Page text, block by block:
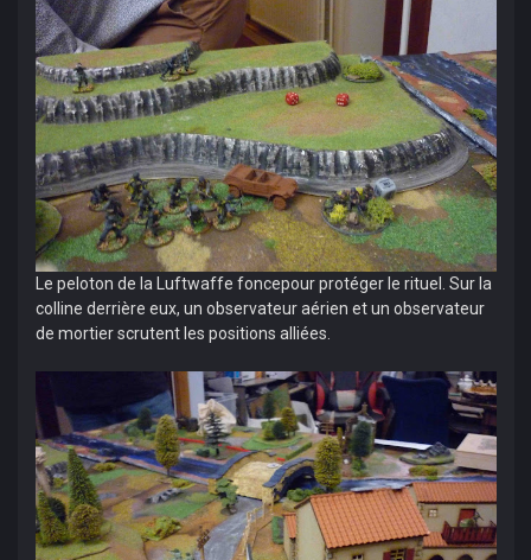
Le peloton de la Luftwaffe foncepour protéger le rituel. Sur la
colline derrière eux, un observateur aérien et un observateur
de mortier scrutent les positions alliées.